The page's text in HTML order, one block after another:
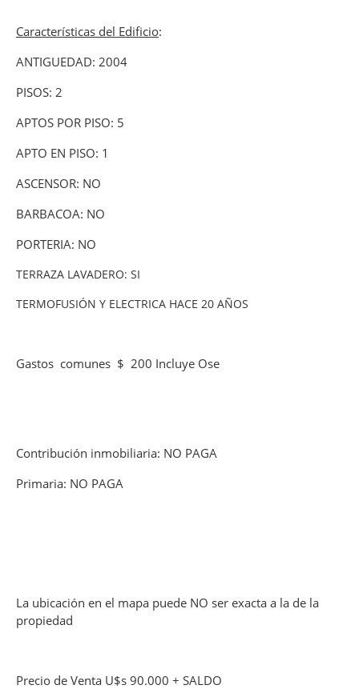
Características del Edificio:
ANTIGUEDAD: 2004
PISOS: 2
APTOS POR PISO: 5
APTO EN PISO: 1
ASCENSOR: NO
BARBACOA: NO
PORTERIA: NO
TERRAZA LAVADERO: SI
TERMOFUSIÓN Y ELECTRICA HACE 20 AÑOS
Gastos comunes $ 200 Incluye Ose
Contribución inmobiliaria: NO PAGA
Primaria: NO PAGA
La ubicación en el mapa puede NO ser exacta a la de la
propiedad
Precio de Venta U$s 90.000 + SALDO